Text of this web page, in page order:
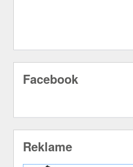
Facebook
Reklame